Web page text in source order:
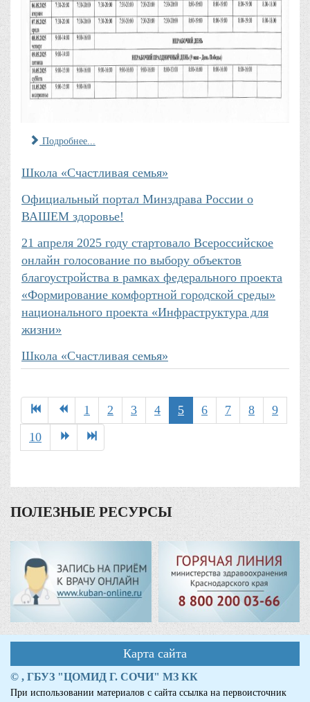
Подробнее...
Школа «Счастливая семья»
Официальный портал Минздрава России о
ВАШЕМ здоровье!
21 апреля 2025 году стартовало Всероссийское
онлайн голосование по выбору объектов
благоустройства в рамках федерального проекта
«Формирование комфортной городской среды»
национального проекта «Инфраструктура для
жизни»
Школа «Счастливая семья»
1 2 3 4 5 6 7 8
9
10
ПОЛЕЗНЫЕ РЕСУРСЫ
Карта сайта
© , ГБУЗ "ЦОМИД Г. СОЧИ" МЗ КК
При использовании материалов с сайта ссылка на первоисточник